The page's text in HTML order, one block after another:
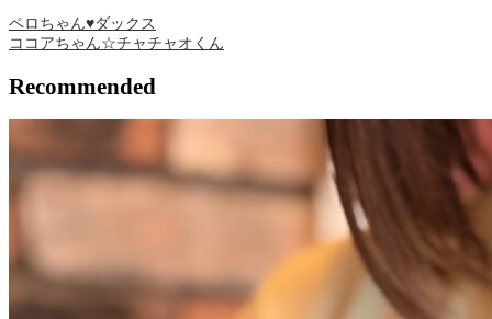
ペロちゃん♥ダックス
ココアちゃん☆チャチャオくん
Recommended